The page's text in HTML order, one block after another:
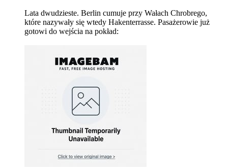
Lata dwudzieste. Berlin cumuje przy Wałach Chrobrego,
które nazywały się wtedy Hakenterrasse. Pasażerowie już
gotowi do wejścia na pokład: